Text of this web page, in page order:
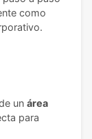
como
un área
para